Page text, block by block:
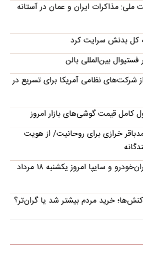
مذاکرات ایران و عمان در آستانه
کل بدنش سرایت کرد
بین‌المللی بالن
شرکت‌های نظامی آمریکا برای تسریع در
کامل قیمت گوشی‌های بازار امروز
خرازی برای روحانیت/ از هویت
قیمت محصولات ایران‌خودرو و سایپا امروز یکشنبه ۱۸ مرداد